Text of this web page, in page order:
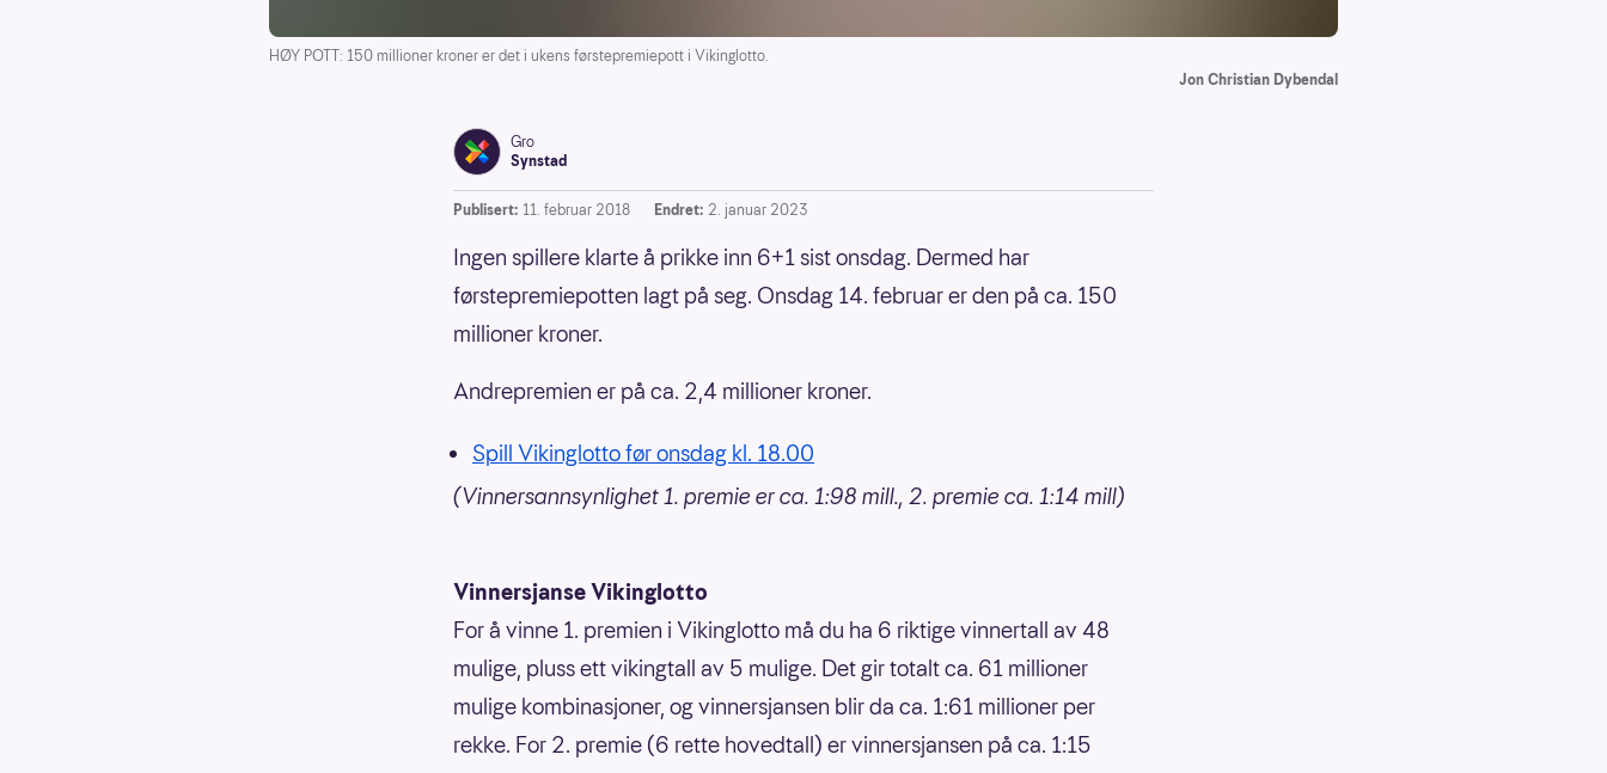
HØY POTT: 150 millioner kroner er det i ukens førstepremiepott i Vikinglotto.
Jon Christian Dybendal
Gro
Synstad
Publisert: 11. februar 2018 Endret: 2. januar 2023
Ingen spillere klarte å prikke inn 6+1 sist onsdag. Dermed har
førstepremiepotten lagt på seg. Onsdag 14. februar er den på ca. 150
millioner kroner.
Andrepremien er på ca. 2,4 millioner kroner.
Spill Vikinglotto før onsdag kl. 18.00
(Vinnersannsynlighet 1. premie er ca. 1:98 mill., 2. premie ca. 1:14 mill)
Vinnersjanse Vikinglotto
For å vinne 1. premien i Vikinglotto må du ha 6 riktige vinnertall av 48
mulige, pluss ett vikingtall av 5 mulige. Det gir totalt ca. 61 millioner
mulige kombinasjoner, og vinnersjansen blir da ca. 1:61 millioner per
rekke. For 2. premie (6 rette hovedtall) er vinnersjansen på ca. 1:15